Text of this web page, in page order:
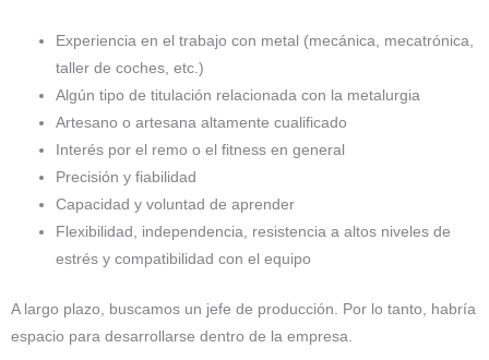
Experiencia en el trabajo con metal (mecánica, mecatrónica,
taller de coches, etc.)
Algún tipo de titulación relacionada con la metalurgia
Artesano o artesana altamente cualificado
Interés por el remo o el fitness en general
Precisión y fiabilidad
Capacidad y voluntad de aprender
Flexibilidad, independencia, resistencia a altos niveles de
estrés y compatibilidad con el equipo
A largo plazo, buscamos un jefe de producción. Por lo tanto, habría
espacio para desarrollarse dentro de la empresa.